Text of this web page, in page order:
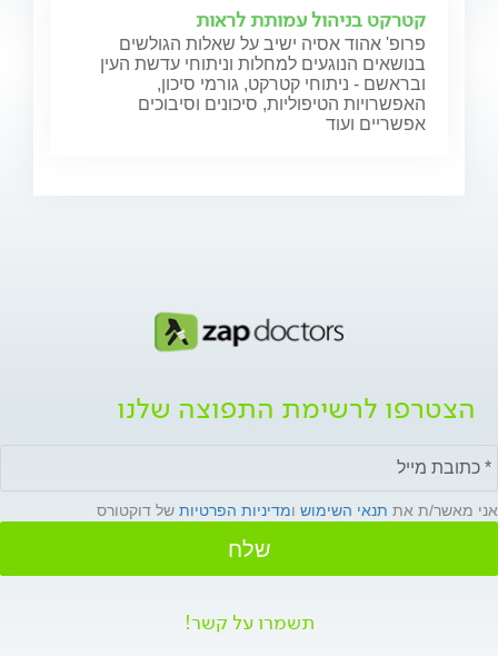
קטרקט בניהול עמותת לראות
פרופ' אהוד אסיה ישיב על שאלות הגולשים
בנושאים הנוגעים למחלות וניתוחי עדשת העין
ובראשם - ניתוחי קטרקט, גורמי סיכון,
האפשרויות הטיפוליות, סיכונים וסיבוכים
אפשריים ועוד
הצטרפו לרשימת התפוצה שלנו
אני מאשר/ת את תנאי השימוש ומדיניות הפרטיות של דוקטורס
שלח
תשמרו על קשר!